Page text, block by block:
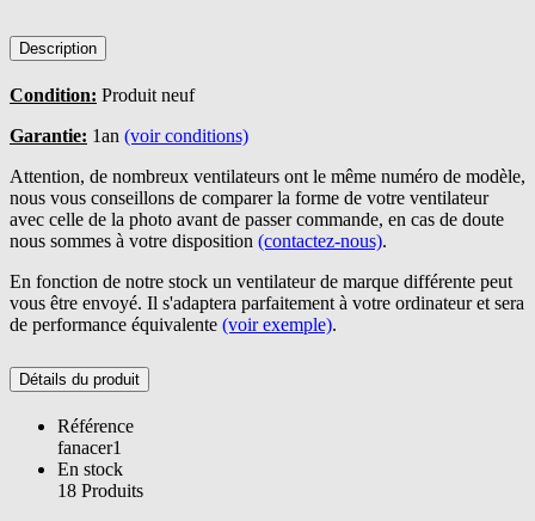
Description
Condition: Produit neuf
Garantie: 1an (voir conditions)
Attention, de nombreux ventilateurs ont le même numéro de modèle,
nous vous conseillons de comparer la forme de votre ventilateur
avec celle de la photo avant de passer commande, en cas de doute
nous sommes à votre disposition (contactez-nous).
En fonction de notre stock un ventilateur de marque différente peut
vous être envoyé. Il s'adaptera parfaitement à votre ordinateur et sera
de performance équivalente (voir exemple).
Détails du produit
Référence
fanacer1
En stock
18 Produits